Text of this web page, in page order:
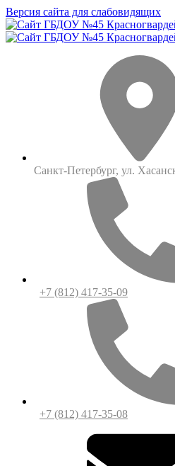
Версия сайта для слабовидящих
Санкт-Петербург, ул.
+7 (812) 417-35-09
+7 (812) 417-35-08